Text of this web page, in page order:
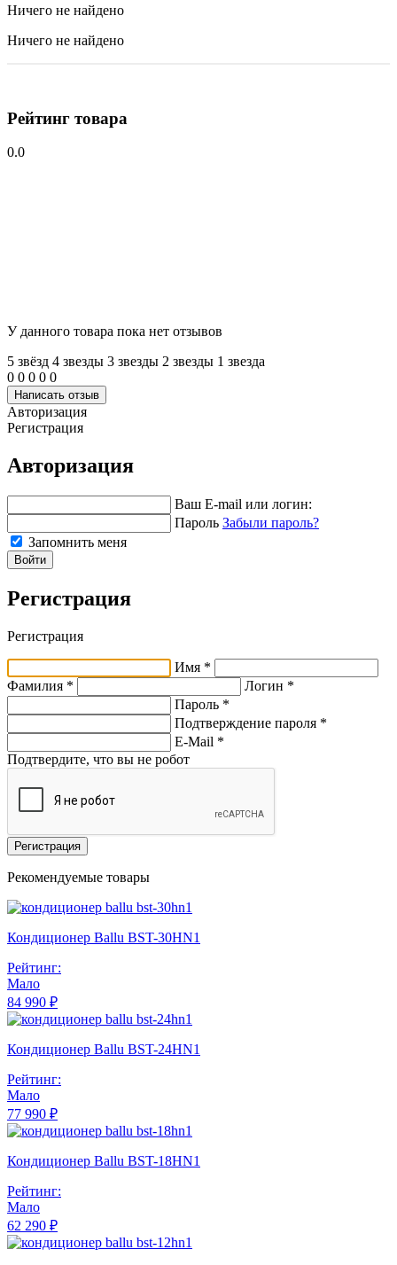
Ничего не найдено
Ничего не найдено
Рейтинг товара
0.0
У данного товара пока нет отзывов
5 звёзд 4 звeзды 3 звeзды 2 звeзды 1 звeзда
0 0 0 0 0
Написать отзыв
Авторизация
Регистрация
Авторизация
Ваш E-mail или логин:
Пароль Забыли пароль?
Запомнить меня
Войти
Регистрация
Регистрация
Имя *
Фамилия *
Логин *
Пароль *
Подтверждение пароля *
E-Mail *
Подтвердите, что вы не робот
Регистрация
Рекомендуемые товары
Кондиционер Ballu BST-30HN1
Рейтинг:
Мало
84 990 ₽
Кондиционер Ballu BST-24HN1
Рейтинг:
Мало
77 990 ₽
Кондиционер Ballu BST-18HN1
Рейтинг:
Мало
62 290 ₽